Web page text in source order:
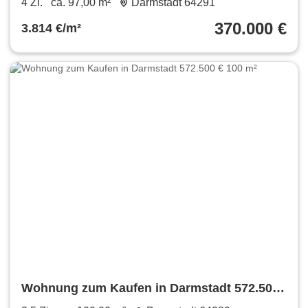
3.814 €/m² 370.000 €
Wohnung zum Kaufen in Darmstadt 572.500